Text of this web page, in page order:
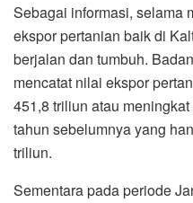
Sebagai informasi, selama
ekspor pertanian baik di
berjalan dan tumbuh.
mencatat nilai ekspor
451,8 triliun atau
tahun sebelumnya yang
triliun.
Sementara pada periode